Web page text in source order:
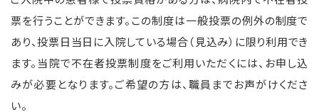
票を行うことができます。この制度は一般投票の例外の制度で
あり、投票日当日に入院している場合（見込み）に限り利用でき
ます。当院で不在者投票制度をご利用いただくには、お申し込
みが必要となります。ご希望の方は、職員までお声がけくださ
い。